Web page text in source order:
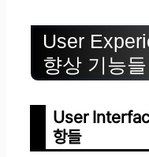
User
향상 기능들
User
항들